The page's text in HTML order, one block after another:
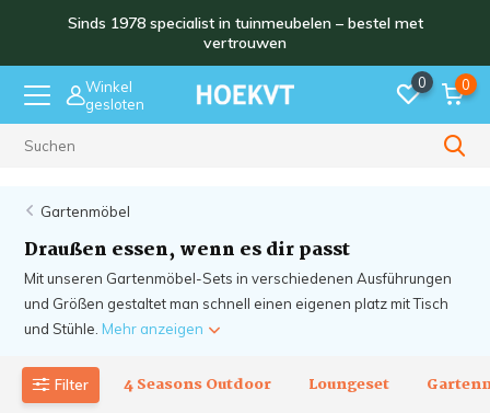
Sinds 1978 specialist in tuinmeubelen – bestel met
vertrouwen
Winkel
gesloten
0 0
Gartenmöbel
Draußen essen, wenn es dir passt
Mit unseren Gartenmöbel-Sets in verschiedenen Ausführungen
und Größen gestaltet man schnell einen eigenen platz mit Tisch
und Stühle. Mehr anzeigen
Filter 4 Seasons Outdoor Loungeset